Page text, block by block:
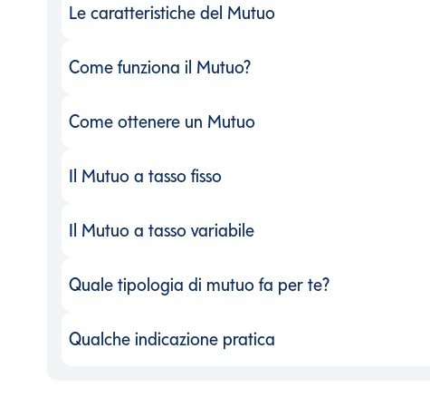
Le caratteristiche del Mutuo
Le caratteristiche del Mutuo
Come funziona il Mutuo?
Come funziona il Mutuo?
Come ottenere un Mutuo
Come ottenere un Mutuo
Il Mutuo a tasso fisso
Il Mutuo a tasso fisso
Il Mutuo a tasso variabile
Il Mutuo a tasso variabile
Quale tipologia di mutuo fa per te?
Quale tipologia di mutuo fa per te?
Qualche indicazione pratica
Qualche indicazione pratica